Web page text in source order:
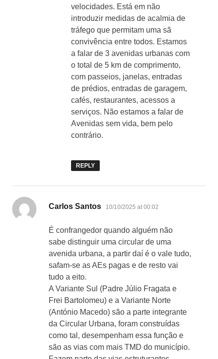
velocidades. Está em não
introduzir medidas de acalmia de
tráfego que permitam uma sã
convivência entre todos. Estamos
a falar de 3 avenidas urbanas com
o total de 5 km de comprimento,
com passeios, janelas, entradas
de prédios, entradas de garagem,
cafés, restaurantes, acessos a
serviços. Não estamos a falar de
Avenidas sem vida, bem pelo
contrário.
REPLY
Carlos Santos says:
10/10/2025 at 00:02
É confrangedor quando alguém não
sabe distinguir uma circular de uma
avenida urbana, a partir daí é o vale tudo,
safam-se as AEs pagas e de resto vai
tudo a eito.
A Variante Sul (Padre Júlio Fragata e
Frei Bartolomeu) e a Variante Norte
(António Macedo) são a parte integrante
da Circular Urbana, foram construídas
como tal, desempenham essa função e
são as vias com mais TMD do município.